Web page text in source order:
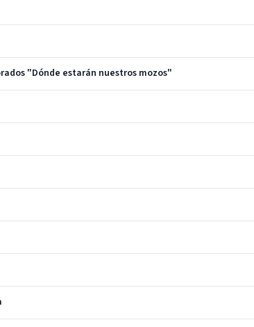
"Dónde estarán nuestros mozos"